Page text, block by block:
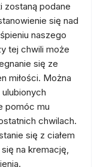
zostaną podane
się nad
naszego
tej chwili może
się ze
miłości. Można
pomóc mu
chwilach.
się z ciałem
na kremację,